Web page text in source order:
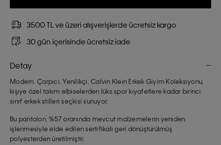
3500 TL ve üzeri alışverişlerde ücretsiz kargo
30 gün içerisinde ücretsiz iade
Detay
Modern. Çarpıcı. Yenilikçi. Calvin Klein Erkek Giyim Koleksiyonu,
kişiye özel takım elbiselerden lüks spor kıyafetlere kadar birinci
sınıf erkek stilleri seçkisi sunuyor.
Bu pantolon, %57 oranında mevcut malzemelerin yeniden
işlenmesiyle elde edilen sertifikalı geri dönüştürülmüş
polyesterden üretilmiştir.